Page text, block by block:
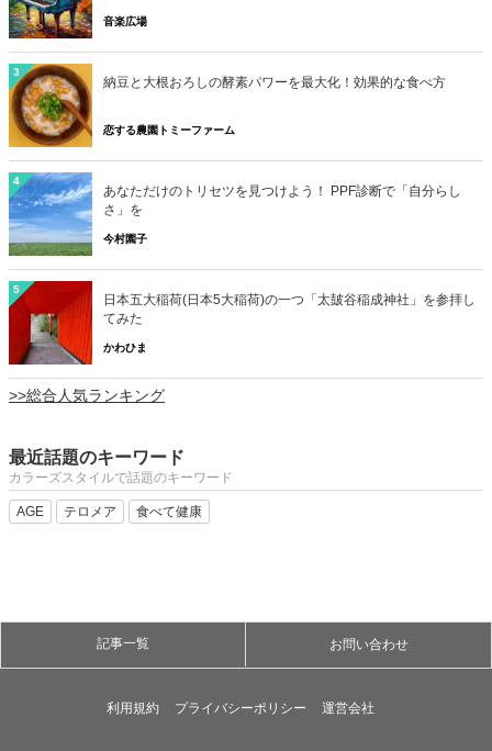
音楽広場
3
納豆と大根おろしの酵素パワーを最大化！効果的な食べ方
恋する農園トミーファーム
4
あなただけのトリセツを見つけよう！ PPF診断で「自分らし
さ」を
今村園子
5
日本五大稲荷(日本5大稲荷)の一つ「太皷谷稲成神社」を参拝し
てみた
かわひま
>>総合人気ランキング
最近話題のキーワード
カラーズスタイルで話題のキーワード
AGE テロメア 食べて健康
記事一覧 お問い合わせ
利用規約 プライバシーポリシー 運営会社